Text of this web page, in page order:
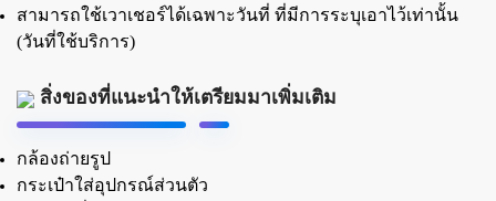
สามารถใช้เวาเชอร์ได้เฉพาะวันที่ ที่มีการระบุเอาไว้เท่านั้น
(วันที่ใช้บริการ)
สิ่งของที่แนะนำให้เตรียมมาเพิ่มเติม
กล้องถ่ายรูป
กระเป๋าใส่อุปกรณ์ส่วนตัว